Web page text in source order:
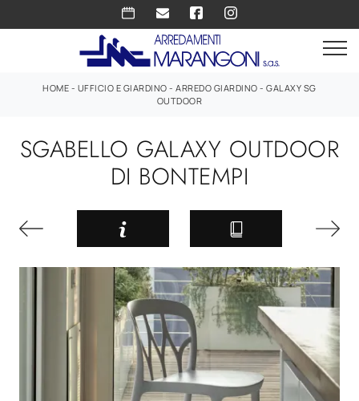
HOME - UFFICIO E GIARDINO -ARREDO GIARDINO -GALAXY SG
OUTDOOR
SGABELLO GALAXY OUTDOOR
DI BONTEMPI